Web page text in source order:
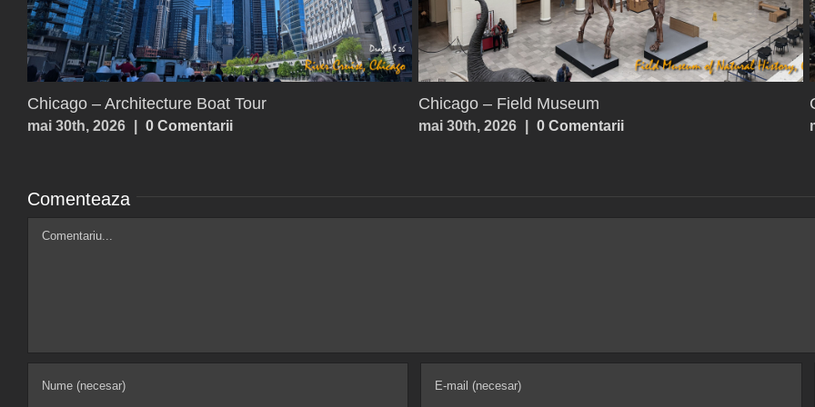
Paxos, Antipaxos
iulie 25th, 2026 0 Comentarii
Parga
iulie 25th, 2026 0 Comentarii
Comenteaza
Comment